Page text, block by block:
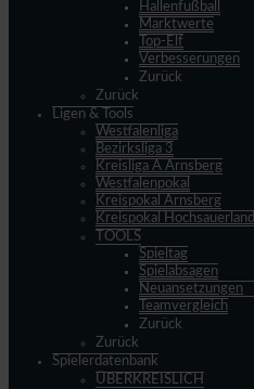
Hallenfußball
Marktwerte
Top-Elf
Verbesserungen
Zurück
Zurück
Ligen & Tools
Westfalenliga
Bezirksliga 3
Kreisliga A Arnsberg
Westfalenpokal
Kreispokal Arnsberg
Kreispokal Hochsauerland
TOOLS
Spieltag
Spielabsagen
Neuansetzungen
Teamvergleich
Zurück
Zurück
Spielerdatenbank
ÜBERKREISLICH